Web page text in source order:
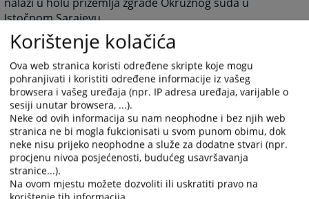
Istočnom Sarajevu.
5361PREGLEDA
Korištenje kolačića
Ova web stranica koristi određene skripte koje mogu
pohranjivati i koristiti određene informacije iz vašeg
browsera i vašeg uređaja (npr. IP adresa uređaja, varijable o
sesiji unutar browsera, ...).
Neke od ovih informacija su nam neophodne i bez njih web
stranica ne bi mogla fukcionisati u svom punom obimu, dok
neke nisu prijeko neophodne a služe za dodatne stvari (npr.
procjenu nivoa posjećenosti, budućeg usavršavanja
stranice...).
Na ovom mjestu možete dozvoliti ili uskratiti pravo na